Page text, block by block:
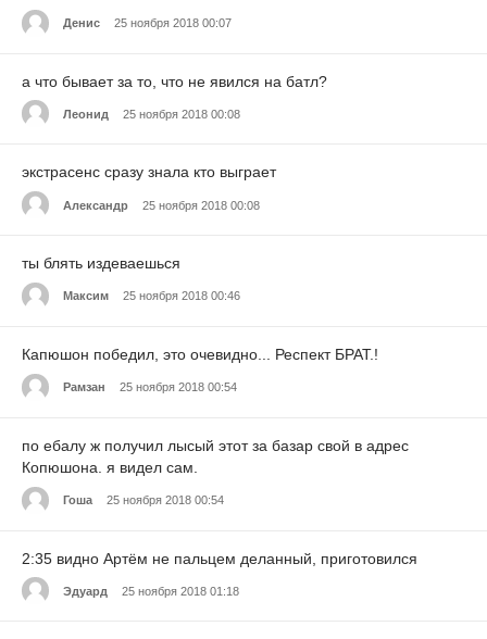
Денис 25 ноября 2018 00:07
а что бывает за то, что не явился на батл?
Леонид 25 ноября 2018 00:08
экстрасенс сразу знала кто выграет
Александр 25 ноября 2018 00:08
ты блять издеваешься
Максим 25 ноября 2018 00:46
Капюшон победил, это очевидно... Респект БРАТ.!
Рамзан 25 ноября 2018 00:54
по ебалу ж получил лысый этот за базар свой в адрес
Копюшона. я видел сам.
Гоша 25 ноября 2018 00:54
2:35 видно Артём не пальцем деланный, приготовился
Эдуард 25 ноября 2018 01:18